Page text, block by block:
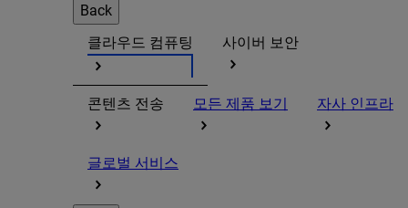
Back
클라우드 컴퓨팅
사이버 보안
콘텐츠 전송 모든 제품 보기 자사 인프라
글로벌 서비스